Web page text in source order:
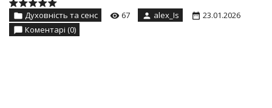
Духовність та сенс 67 alex_Is
23.01.2026
Коментарі (0)